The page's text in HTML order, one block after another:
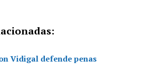
Vidigal defende penas